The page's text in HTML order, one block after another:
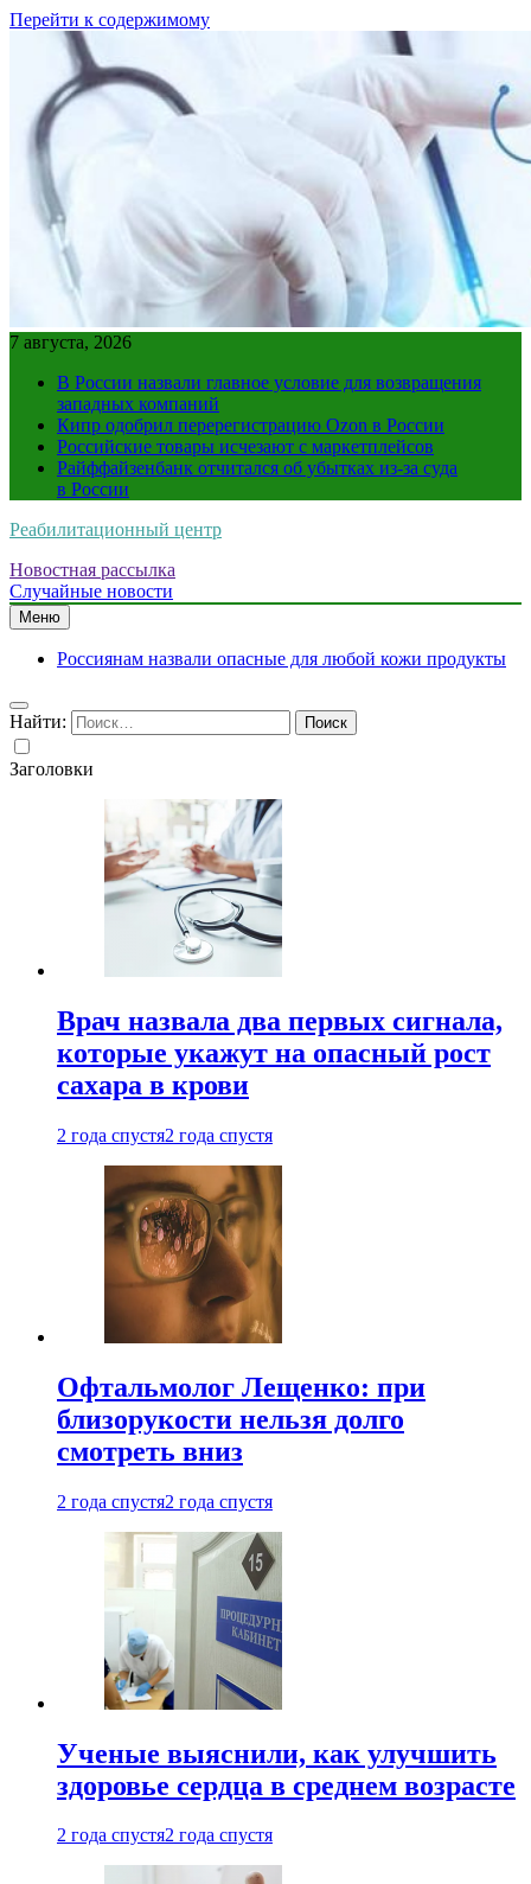
Перейти к содержимому
7 августа, 2026
В России назвали главное условие для возвращения
западных компаний
Кипр одобрил перерегистрацию Ozon в России
Российские товары исчезают с маркетплейсов
Райффайзенбанк отчитался об убытках из-за суда
в России
Реабилитационный центр
Новостная рассылка
Случайные новости
Меню
Россиянам назвали опасные для любой кожи продукты
Найти:
Заголовки
Врач назвала два первых сигнала,
которые укажут на опасный рост
сахара в крови
2 года спустя2 года спустя
Офтальмолог Лещенко: при
близорукости нельзя долго
смотреть вниз
2 года спустя2 года спустя
Ученые выяснили, как улучшить
здоровье сердца в среднем возрасте
2 года спустя2 года спустя